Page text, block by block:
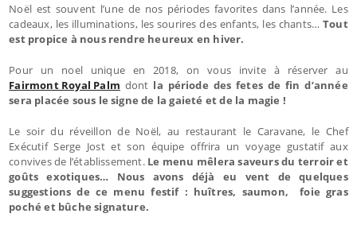
Noël est souvent l’une de nos périodes favorites dans l’année. Les
cadeaux, les illuminations, les sourires des enfants, les chants…Tout
est propice à nous rendre heureux en hiver.
Pour un noel unique en 2018, on vous invite à réserver au
Fairmont Royal Palm dont la période des fetes de fin d’année
sera placée sous le signe de la gaieté et de la magie !
Le soir du réveillon de Noël, au restaurant le Caravane, le Chef
Exécutif Serge Jost et son équipe offrira un voyage gustatif aux
convives de l’établissement.Le menu mêlera saveurs du terroir et
goûts exotiques… Nous avons déjà eu vent de quelques
suggestions de ce menu festif : huîtres, saumon, foie gras
poché et bûche signature.